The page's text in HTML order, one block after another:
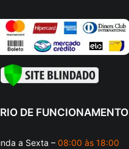
DE FUNCIONAMENTO
a Sexta – 08:00 às 18:00